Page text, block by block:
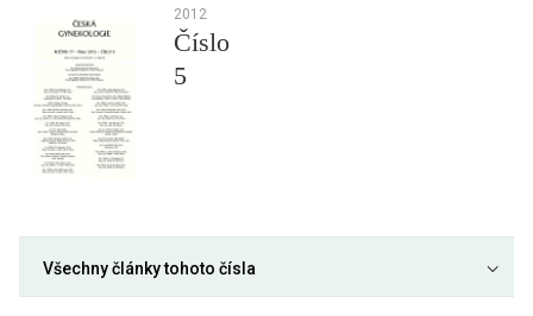
2012
Číslo
5
Všechny články tohoto čísla